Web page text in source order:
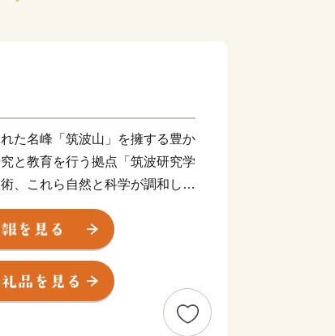
た名峰「筑波山」を擁する豊か
と教育を行う拠点「筑波研究学
、これら自然と科学が調和し、
の街でもあり、国内外から毎年
各分野で活躍する人材を輩出し
通以降、首都圏からのアクセ
秋葉原駅まで最速45分、常磐